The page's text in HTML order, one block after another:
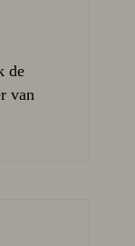
de
van